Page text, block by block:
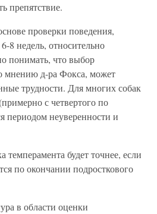
препятствие.
проверки поведения,
8 недель, относительно
понимать, что выбор
мнению д-ра Фокса, может
трудности. Для многих собак
с четвертого по
периодом неуверенности и
будет точнее, если
по окончании подросткового
в области оценки